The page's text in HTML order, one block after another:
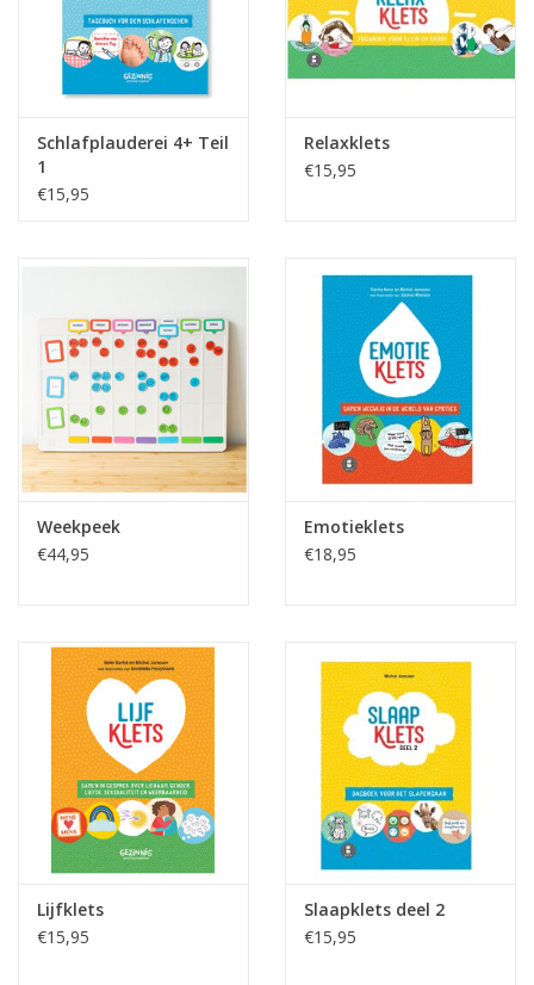
Schlafplauderei 4+ Teil
1
€15,95
Relaxklets
€15,95
Weekpeek
€44,95
Emotieklets
€18,95
Lijfklets
€15,95
Slaapklets deel 2
€15,95